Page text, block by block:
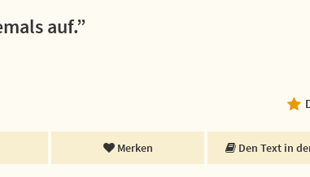
auf.”
Merken Den Text in